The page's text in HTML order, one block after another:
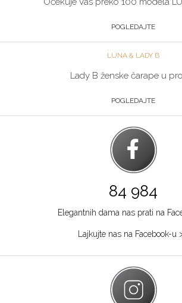
POGLEDAJTE
LUNA & LADY B
Lady B ženske čarape u
POGLEDAJTE
84 984
Elegantnih dama nas prati na
Lajkujte nas na Facebook-u